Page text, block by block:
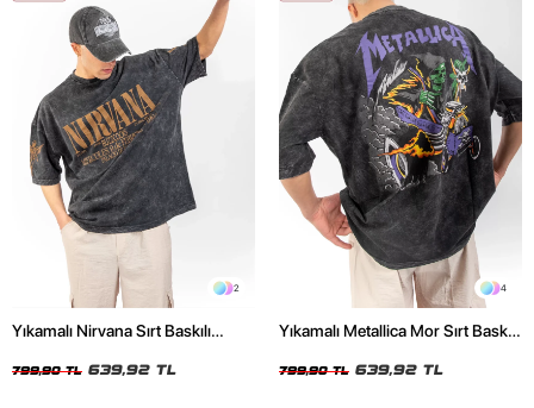
2
Yıkamalı Nirvana Sırt Baskılı
799,90 TL 639,92 TL
4
Yıkamalı Metallica Mor Sırt Baskılı
799,90 TL 639,92 TL